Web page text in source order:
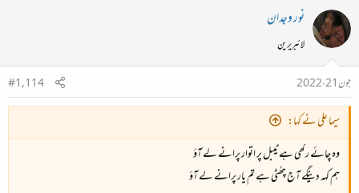
کیا کچھ مٹھاس کا احساس ہوا؟
شاید نہیں!! بلکہ اب تو چائے ٹھنڈی بھی ہونا شروع ہو چکی ہوگی۔
ابھی تک تو چائے کے میٹھا ہونے والی کوئی بات نظر نہیں آرہی۔ اب ایک آخری کوشش اس طرح
کیجیئے کہ:
اپنے دونوں ہاتھ سر پر رکھ کر چائے کے کپ کے ارد گرد چکر لگائیے۔۔
نور وجدان
لائبریرین
جون 21، 2022
#1,114
سیما علی نے کہا:
‏ وہ چائے رکھی ہے ٹیبل پر اتوار پرانے لے آؤ
‏ ہم کہہ دینگے آج چھُٹی ہے ‏تم یار پرانے لے آؤ